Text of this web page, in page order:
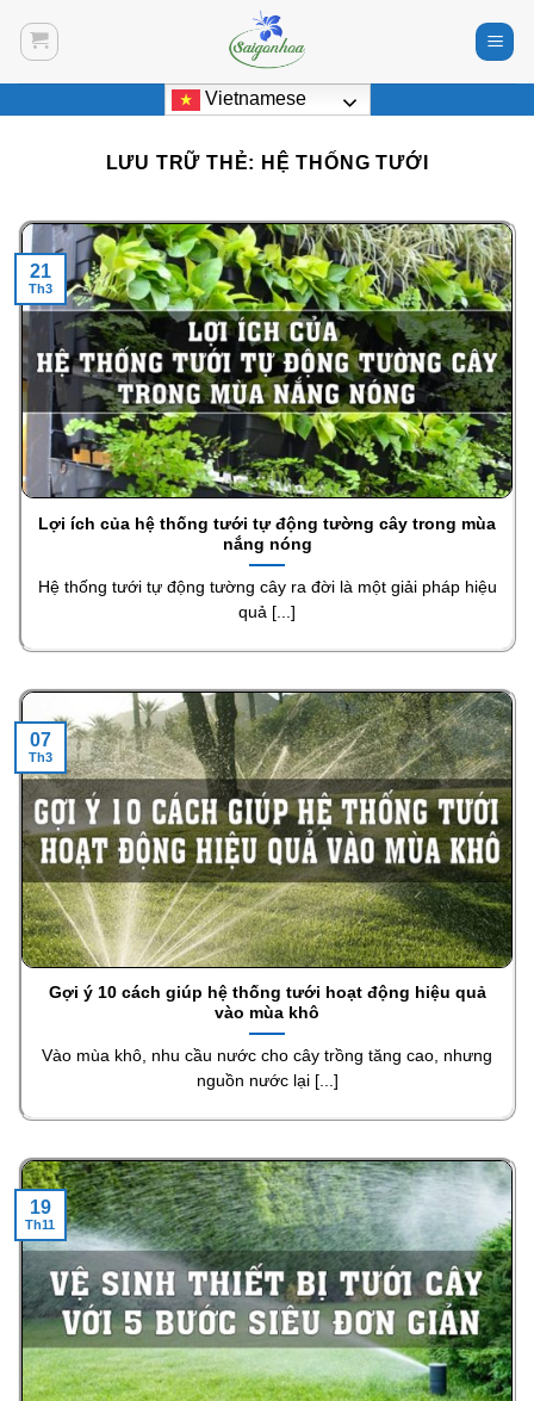
Vietnamese
LƯU TRỮ THẺ: HỆ THỐNG TƯỚI
Lợi ích của hệ thống tưới tự động tường cây trong mùa
nắng nóng
Hệ thống tưới tự động tường cây ra đời là một giải pháp hiệu
quả [...]
21
Th3
Gợi ý 10 cách giúp hệ thống tưới hoạt động hiệu quả
vào mùa khô
Vào mùa khô, nhu cầu nước cho cây trồng tăng cao, nhưng
nguồn nước lại [...]
07
Th3
19
Th11